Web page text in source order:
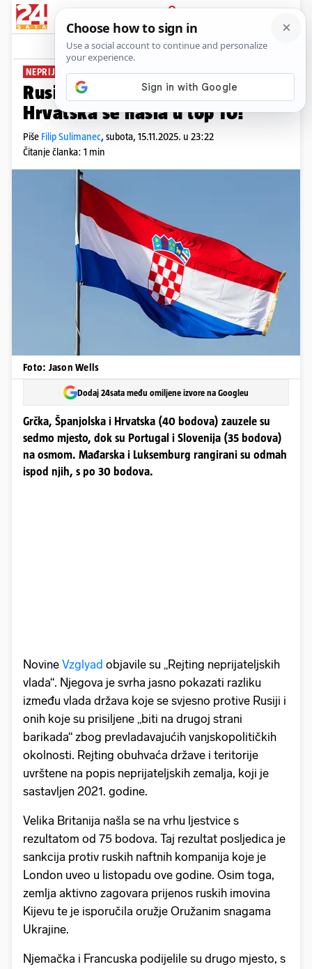
PRIJAVA
News Komentari
NEPRIJATELJSKE VLADE
Rusi objavili listu neprijatelja.
Hrvatska se našla u top 10!
Piše Filip Sulimanec, subota, 15.11.2025. u 23:22
Čitanje članka: 1 min
Foto: Jason Wells
Dodaj 24sata među omiljene izvore na Googleu
Grčka, Španjolska i Hrvatska (40 bodova) zauzele su
sedmo mjesto, dok su Portugal i Slovenija (35 bodova)
na osmom. Mađarska i Luksemburg rangirani su odmah
ispod njih, s po 30 bodova.
Novine Vzglyad objavile su „Rejting neprijateljskih
vlada“. Njegova je svrha jasno pokazati razliku
između vlada država koje se svjesno protive Rusiji i
onih koje su prisiljene „biti na drugoj strani
barikada“ zbog prevladavajućih vanjskopolitičkih
okolnosti. Rejting obuhvaća države i teritorije
uvrštene na popis neprijateljskih zemalja, koji je
sastavljen 2021. godine.
Velika Britanija našla se na vrhu ljestvice s
rezultatom od 75 bodova. Taj rezultat posljedica je
sankcija protiv ruskih naftnih kompanija koje je
London uveo u listopadu ove godine. Osim toga,
zemlja aktivno zagovara prijenos ruskih imovina
Kijevu te je isporučila oružje Oružanim snagama
Ukrajine.
Njemačka i Francuska podijelile su drugo mjesto, s